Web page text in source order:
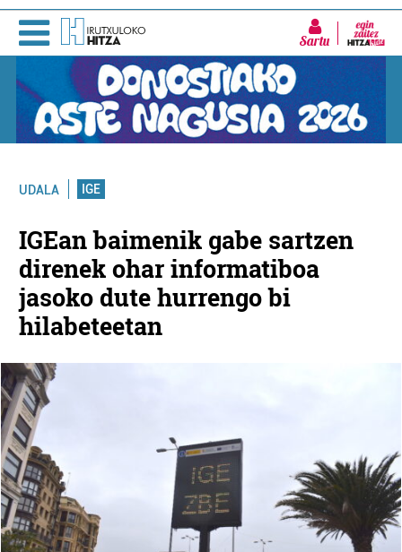
Sartu
UDALA IGE
IGEan baimenik gabe sartzen
direnek ohar informatiboa
jasoko dute hurrengo bi
hilabeteetan